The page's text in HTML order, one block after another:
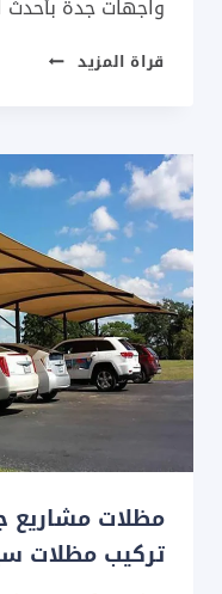
واجهات جدة بأحدث
قراة المزيد تركيب
:
مقاول
كلادينج
بجدة
تركيب مظلات